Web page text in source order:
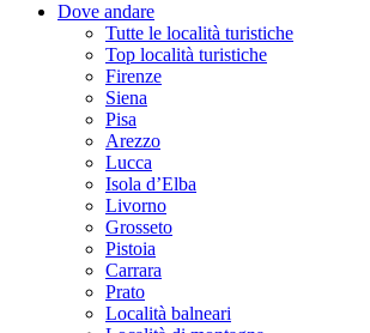
Dove andare
Tutte le località turistiche
Top località turistiche
Firenze
Siena
Pisa
Arezzo
Lucca
Isola d’Elba
Livorno
Grosseto
Pistoia
Carrara
Prato
Località balneari